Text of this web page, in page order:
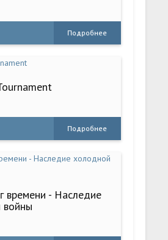
Подробнее
Подробнее
времени - Наследие